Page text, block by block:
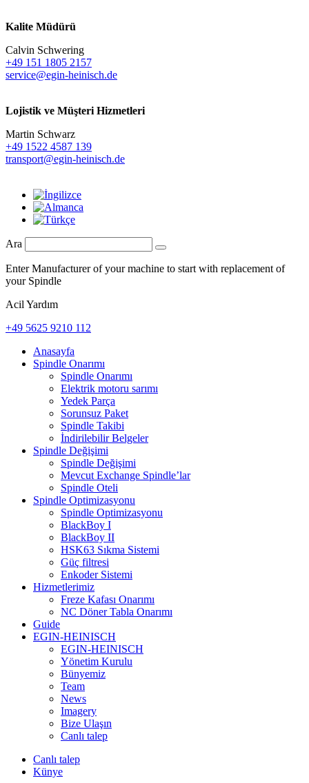
Kalite Müdürü
Calvin Schwering
+49 151 1805 2157
service@egin-heinisch.de
Lojistik ve Müşteri Hizmetleri
Martin Schwarz
+49 1522 4587 139
transport@egin-heinisch.de
Ara
Enter Manufacturer of your machine to start with replacement of
your Spindle
Acil Yardım
+49 5625 9210 112
Anasayfa
Spindle Onarımı
Spindle Onarımı
Elektrik motoru sarımı
Yedek Parça
Sorunsuz Paket
Spindle Takibi
İndirilebilir Belgeler
Spindle Değişimi
Spindle Değişimi
Mevcut Exchange Spindle’lar
Spindle Oteli
Spindle Optimizasyonu
Spindle Optimizasyonu
BlackBoy I
BlackBoy II
HSK63 Sıkma Sistemi
Güç filtresi
Enkoder Sistemi
Hizmetlerimiz
Freze Kafası Onarımı
NC Döner Tabla Onarımı
Guide
EGIN-HEINISCH
EGIN-HEINISCH
Yönetim Kurulu
Bünyemiz
Team
News
Imagery
Bize Ulaşın
Canlı talep
Canlı talep
Künye